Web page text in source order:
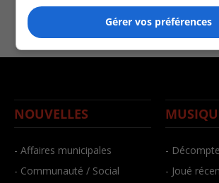
NOUVELLES
- Affaires municipales
- Communauté / Social
-
- Joué
Gérer vos préférences